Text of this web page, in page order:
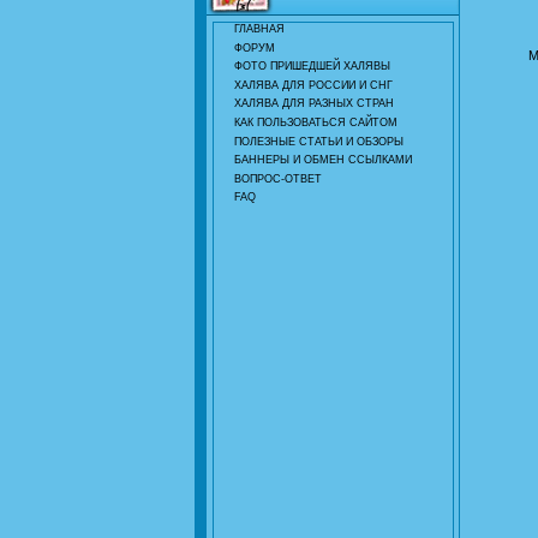
ГЛАВНАЯ
ФОРУМ
ФОТО ПРИШЕДШЕЙ ХАЛЯВЫ
ХАЛЯВА ДЛЯ РОССИИ И СНГ
ХАЛЯВА ДЛЯ РАЗНЫХ СТРАН
КАК ПОЛЬЗОВАТЬСЯ САЙТОМ
ПОЛЕЗНЫЕ СТАТЬИ И ОБЗОРЫ
БАННЕРЫ И ОБМЕН ССЫЛКАМИ
ВОПРОС-ОТВЕТ
FAQ